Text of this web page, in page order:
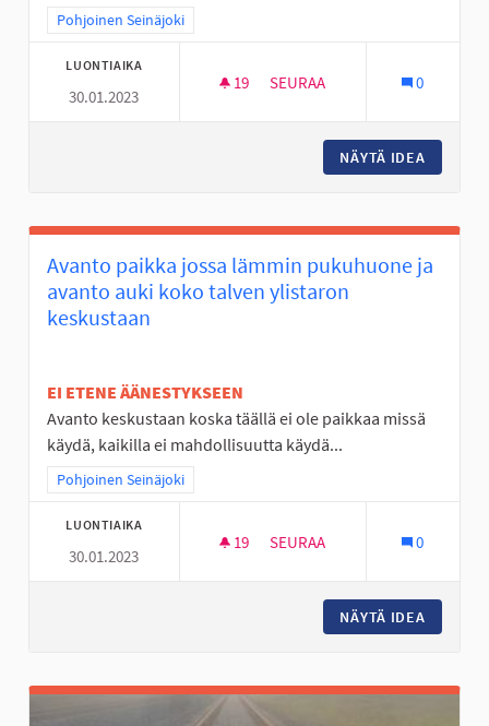
Rajaa tulokset teeman mukaan: Pohjoinen Seinäjoki
Pohjoinen Seinäjoki
LUONTIAIKA
30.01.2023
19 19 SEURAAJAA
SEURAA 0
NÄYTÄ IDEA
Avanto paikka jossa lämmin pukuhuone ja
avanto auki koko talven ylistaron
keskustaan
EI ETENE ÄÄNESTYKSEEN
Avanto keskustaan koska täällä ei ole paikkaa missä
käydä, kaikilla ei mahdollisuutta käydä...
Rajaa tulokset teeman mukaan: Pohjoinen Seinäjoki
Pohjoinen Seinäjoki
LUONTIAIKA
30.01.2023
19 19 SEURAAJAA
SEURAA 0
NÄYTÄ IDEA